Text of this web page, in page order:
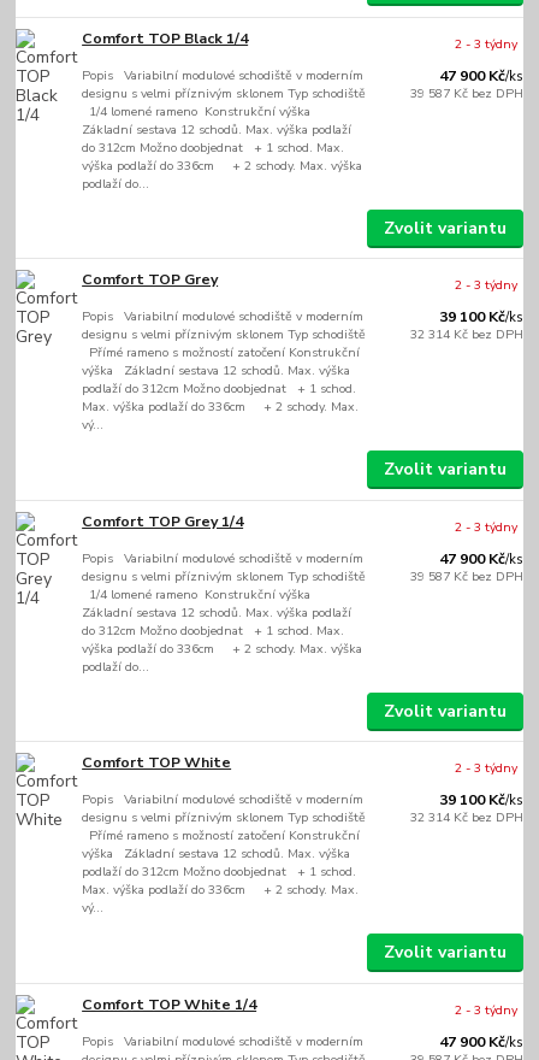
Comfort TOP Black 1/4
Popis Variabilní modulové schodiště v moderním
designu s velmi příznivým sklonem Typ schodiště
1/4 lomené rameno Konstrukční výška
Základní sestava 12 schodů. Max. výška podlaží
do 312cm Možno doobjednat + 1 schod. Max.
výška podlaží do 336cm + 2 schody. Max. výška
podlaží do...
47 900 Kč/ks
39 587 Kč bez DPH
2 - 3 týdny
Zvolit variantu
Comfort TOP Grey
Popis Variabilní modulové schodiště v moderním
designu s velmi příznivým sklonem Typ schodiště
Přímé rameno s možností zatočení Konstrukční
výška Základní sestava 12 schodů. Max. výška
podlaží do 312cm Možno doobjednat + 1 schod.
Max. výška podlaží do 336cm + 2 schody. Max.
vý...
39 100 Kč/ks
32 314 Kč bez DPH
2 - 3 týdny
Zvolit variantu
Comfort TOP Grey 1/4
Popis Variabilní modulové schodiště v moderním
designu s velmi příznivým sklonem Typ schodiště
1/4 lomené rameno Konstrukční výška
Základní sestava 12 schodů. Max. výška podlaží
do 312cm Možno doobjednat + 1 schod. Max.
výška podlaží do 336cm + 2 schody. Max. výška
podlaží do...
47 900 Kč/ks
39 587 Kč bez DPH
2 - 3 týdny
Zvolit variantu
Comfort TOP White
Popis Variabilní modulové schodiště v moderním
designu s velmi příznivým sklonem Typ schodiště
Přímé rameno s možností zatočení Konstrukční
výška Základní sestava 12 schodů. Max. výška
podlaží do 312cm Možno doobjednat + 1 schod.
Max. výška podlaží do 336cm + 2 schody. Max.
vý...
39 100 Kč/ks
32 314 Kč bez DPH
2 - 3 týdny
Zvolit variantu
Comfort TOP White 1/4
Popis Variabilní modulové schodiště v moderním
47 900 Kč/ks
2 - 3 týdny